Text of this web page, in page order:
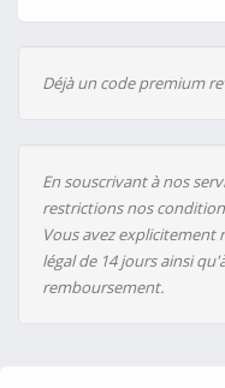
Déjà un code premium
En souscrivant à nos
restrictions nos
Vous avez
légal de 14 jours ainsi
remboursement.